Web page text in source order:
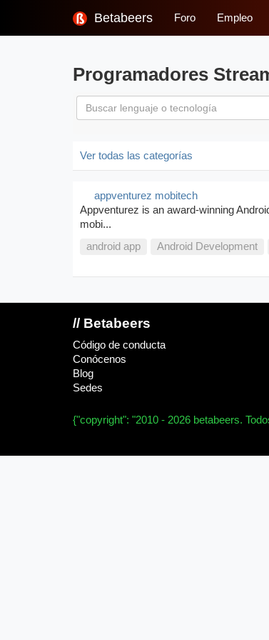
Betabeers Foro Empleo
Programadores
Ver todas las categorías
appventurez mobitech
Appventurez is an award-winning
mobi...
android app Android Development
// Betabeers
Código de conducta
Conócenos
Blog
Sedes
{"copyright": "2010 - 2026 betabeers.